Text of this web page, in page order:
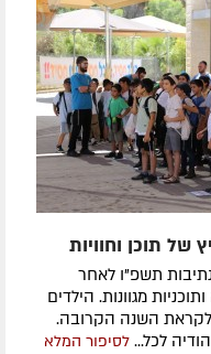
תוכן וחוויות
תשפ"ו לאחר
מגוונות. הילדים
לקראת השנה הקרובה.
לכל... לסיפור המלא